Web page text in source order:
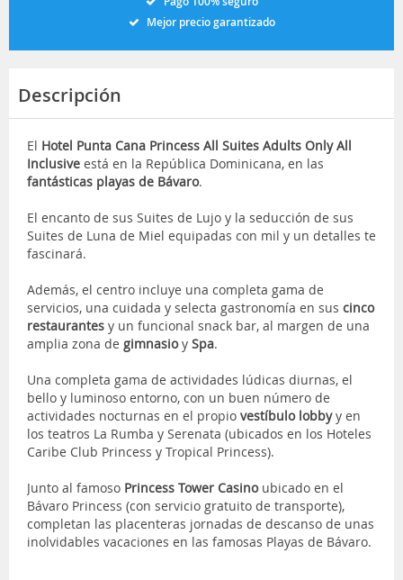
Mejor precio garantizado
Descripción
El Hotel Punta Cana Princess All Suites Adults Only All
Inclusive está en la República Dominicana, en las
fantásticas playas de Bávaro.
El encanto de sus Suites de Lujo y la seducción de sus
Suites de Luna de Miel equipadas con mil y un detalles te
fascinará.
Además, el centro incluye una completa gama de
servicios, una cuidada y selecta gastronomía en sus cinco
restaurantes y un funcional snack bar, al margen de una
amplia zona de gimnasioy Spa.
Una completa gama de actividades lúdicas diurnas, el
bello y luminoso entorno, con un buen número de
actividades nocturnas en el propio vestíbulo lobbyy en
los teatros La Rumba y Serenata (ubicados en los Hoteles
Caribe Club Princess y Tropical Princess).
Junto al famoso Princess Tower Casinoubicado en el
Bávaro Princess (con servicio gratuito de transporte),
completan las placenteras jornadas de descanso de unas
inolvidables vacaciones en las famosas Playas de Bávaro.